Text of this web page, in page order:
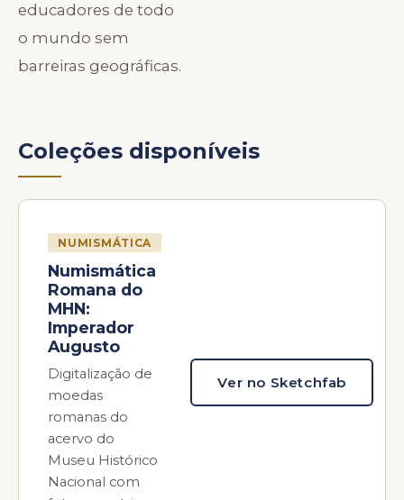
educadores de todo
o mundo sem
barreiras geográficas.
Coleções disponíveis
NUMISMÁTICA
Numismática
Romana do
MHN:
Imperador
Augusto
Digitalização de
moedas
romanas do
acervo do
Museu Histórico
Nacional com
Ver no Sketchfab